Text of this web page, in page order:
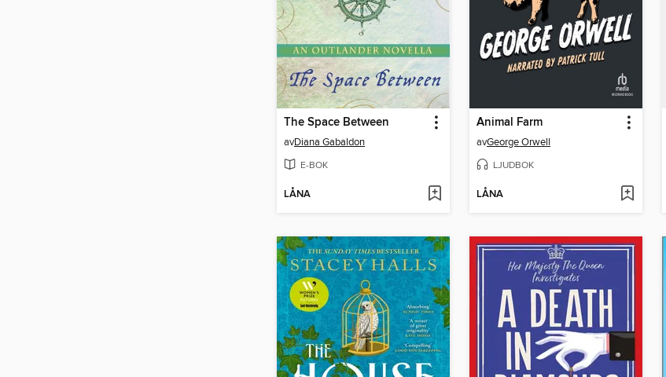
The Space Between
avDiana Gabaldon
E-BOK
LÅNA
Animal Farm
avGeorge Orwell
LJUDBOK
LÅNA